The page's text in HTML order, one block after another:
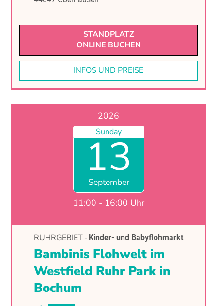
STANDPLATZ
ONLINE BUCHEN
INFOS UND PREISE
2026
Sunday
13
September
11:00 - 16:00 Uhr
RUHRGEBIET - Kinder- und Babyflohmarkt
Bambinis Flohwelt im
Westfield Ruhr Park in
Bochum